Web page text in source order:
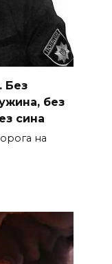
Бeз
бeз
cинa
нa